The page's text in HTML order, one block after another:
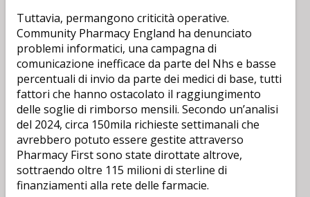
Tuttavia, permangono criticità operative.
Community Pharmacy England ha denunciato
problemi informatici, una campagna di
comunicazione inefficace da parte del Nhs e basse
percentuali di invio da parte dei medici di base, tutti
fattori che hanno ostacolato il raggiungimento
delle soglie di rimborso mensili. Secondo un’analisi
del 2024, circa 150mila richieste settimanali che
avrebbero potuto essere gestite attraverso
Pharmacy First sono state dirottate altrove,
sottraendo oltre 115 milioni di sterline di
finanziamenti alla rete delle farmacie.